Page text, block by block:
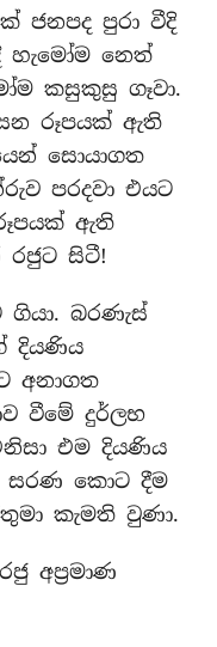
ජනපද පුරා වීදි
හැමෝම නෙත්
කසුකුසු ගෑවා.
රූපයක් ඇති
සොයාගත
පරදවා එයට
ඇති
රජුට සිටී!
බරණැස්
දියණිය
අනාගත
වීමේ දුර්ලභ
එම දියණිය
සරණ කොට දීම
කැමති වුණා.
අප‍්‍රමාණ